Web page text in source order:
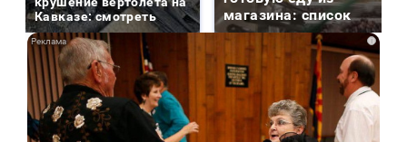
Кавказе: смотреть
магазина: список
i